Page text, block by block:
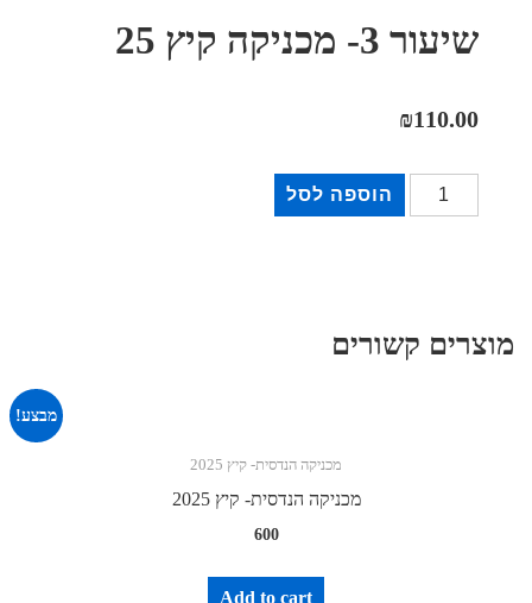
שיעור 3- מכניקה קיץ 25
₪110.00
כמות
של
קיץ
הוספה לסל
מוצרים קשורים
מבצע!
מכניקה הנדסית- קיץ 2025
מכניקה הנדסית- קיץ 2025
600
Add to cart